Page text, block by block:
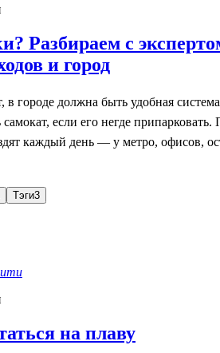
Разбираем с
и город
городе должна быть удобная
если его негде припарковать.
каждый день — у метро, офисов,
Тэги3
на плаву